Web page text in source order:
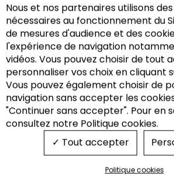
Recherche
Aménagement
Mobilité
34E RENCONTRE DE
L'ADEUS : CYCLE
AUTOROUTE EN VILLE,
QUELS NOUVEAU
MODÈLE
D’AMÉNAGEMENT
De l’autoroute au boulevard,
Nous et nos partenaires utilisons
nécessaires au fonctionnement du
de mesures d'audience et des
l'expérience de navigation
vidéos. Vous pouvez choisir de tout
personnaliser vos choix en cliquant
Vous pouvez également choisir de
navigation sans accepter les
"Continuer sans accepter". Pour en
consultez notre Politique cookies.
Tout accepter
Politique cookies